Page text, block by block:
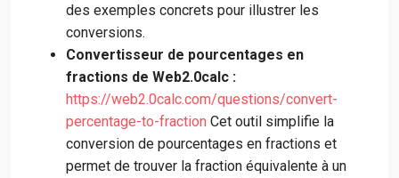
des exemples concrets pour illustrer les
conversions.
Convertisseur de pourcentages en
fractions de Web2.0calc :
https://web2.0calc.com/questions/convert-
percentage-to-fraction Cet outil simplifie la
conversion de pourcentages en fractions et
permet de trouver la fraction équivalente à un